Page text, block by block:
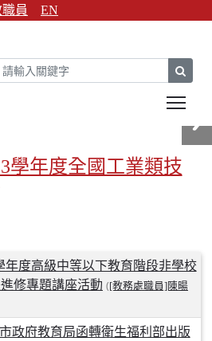
員 EN
學年度全國工業類技
年全國學生家事類技
金手獎3支優勝
英！-機器人競賽亞洲
年度高級中等以下教育階段非學校
修專題講座活動 ([教務處職員]陳暘
政府教育局函轉衛生福利部出版